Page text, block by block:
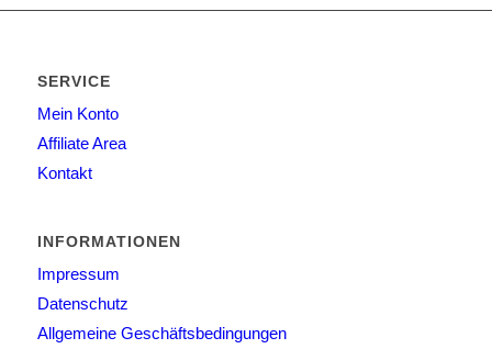
SERVICE
Mein Konto
Affiliate Area
Kontakt
INFORMATIONEN
Impressum
Datenschutz
Allgemeine Geschäftsbedingungen